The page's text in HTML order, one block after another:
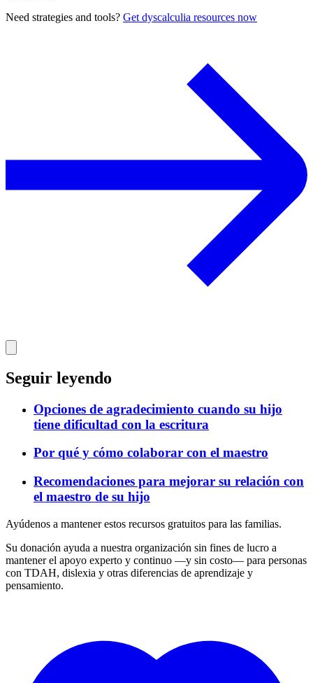
Need strategies and tools? Get dyscalculia resources now
Seguir leyendo
Opciones de agradecimiento cuando su hijo
tiene dificultad con la escritura
Por qué y cómo colaborar con el maestro
Recomendaciones para mejorar su relación con
el maestro de su hijo
Ayúdenos a mantener estos recursos gratuitos para las familias.
Su donación ayuda a nuestra organización sin fines de lucro a
mantener el apoyo experto y continuo —y sin costo— para personas
con TDAH, dislexia y otras diferencias de aprendizaje y
pensamiento.